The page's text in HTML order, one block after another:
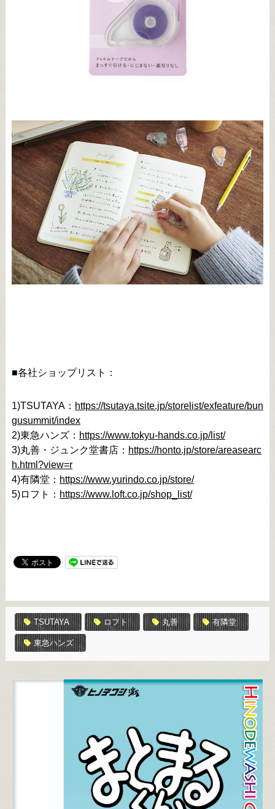
■各社ショップリスト：
1)TSUTAYA： https://tsutaya.tsite.jp/storelist/exfeature/bun
gusummit/index
2)東急ハンズ： https://www.tokyu-hands.co.jp/list/
3)丸善・ジュンク堂書店： https://honto.jp/store/areasearc
h.html?view=r
4)有隣堂： https://www.yurindo.co.jp/store/
5)ロフト： https://www.loft.co.jp/shop_list/
TSUTAYA ロフト 丸善 有隣堂
東急ハンズ